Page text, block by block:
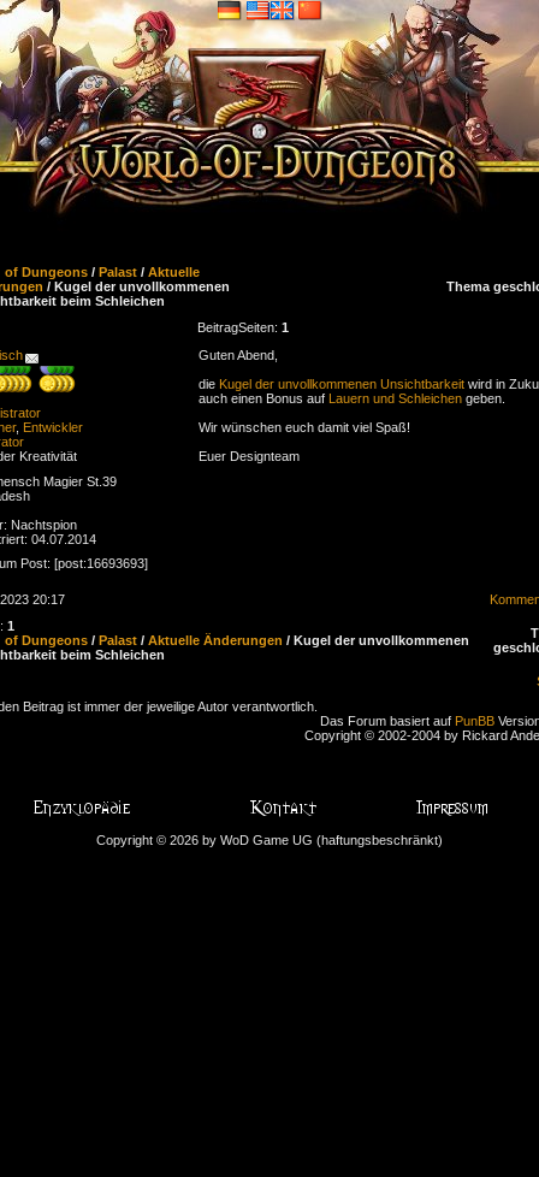
of Dungeons / Palast / Aktuelle
/ Kugel der unvollkommenen
beim Schleichen
Thema
BeitragSeiten: 1
, Entwickler
Kreativität
Magier St.39
Nachtspion
04.07.2014
Post: [post:16693693]
Guten Abend,
die Kugel der unvollkommenen Unsichtbarkeit wird in
auch einen Bonus auf Lauern und Schleichen geben.
Wir wünschen euch damit viel Spaß!
Euer Designteam
20:17
1
of Dungeons / Palast / Aktuelle Änderungen / Kugel der unvollkommenen
beim Schleichen
Beitrag ist immer der jeweilige Autor verantwortlich.
Das Forum basiert auf PunBB
Copyright © 2002-2004 by Rickard
Copyright © 2026 by WoD Game UG (haftungsbeschränkt)